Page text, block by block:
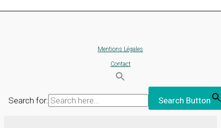
Mentions Légales
Contact
Search for: Search Button